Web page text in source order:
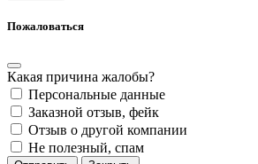
Пожаловаться
Какая причина жалобы?
Персональные данные
Заказной отзыв, фейк
Отзыв о другой компании
Не полезный, спам